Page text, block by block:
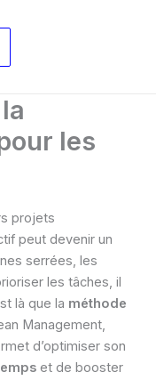
les
projets
peut devenir un
serrées, les
les tâches, il
là que la méthode
Management,
d’optimiser son
et de booster